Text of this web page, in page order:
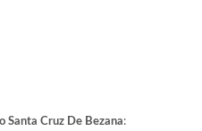
Santa Cruz De Bezana: